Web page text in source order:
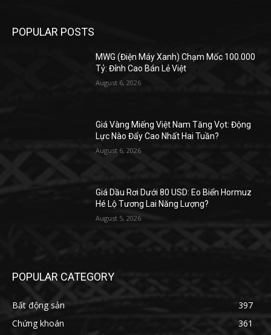
POPULAR POSTS
MWG (Điện Máy Xanh) Chạm Mốc 100.000
Tỷ: Đỉnh Cao Bán Lẻ Việt
August 6, 2026
Giá Vàng Miếng Việt Nam Tăng Vọt: Động
Lực Nào Đẩy Cao Nhất Hai Tuần?
August 6, 2026
Giá Dầu Rơi Dưới 80 USD: Eo Biển Hormuz
Hé Lộ Tương Lai Năng Lượng?
August 5, 2026
POPULAR CATEGORY
Bất động sản
397
Chứng khoán
361